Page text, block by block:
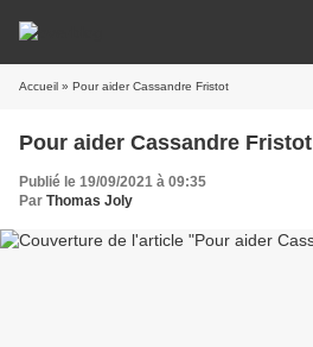
Accueil » Pour aider Cassandre Fristot
Pour aider Cassandre Fristot
Publié le 19/09/2021 à 09:35
Par Thomas Joly